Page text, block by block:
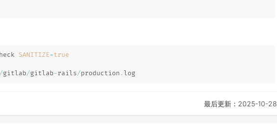
SANITIZE=true
/gitlab/gitlab-rails/production . log
最后更新：2025-10-28